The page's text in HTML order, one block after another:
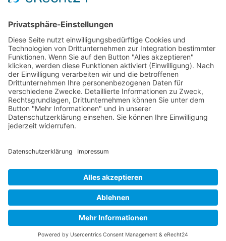
Kontakt
Postanschrift
Traumkatzen e.V.
89231 Neu-Ulm
© Copyright - Traumkatzen e.V.